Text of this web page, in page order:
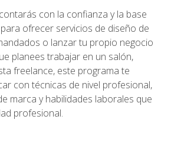
con la confianza y la base
ofrecer servicios de diseño de
o lanzar tu propio negocio
planees trabajar en un salón,
freelance, este programa te
con técnicas de nivel profesional,
marca y habilidades laborales que
profesional.